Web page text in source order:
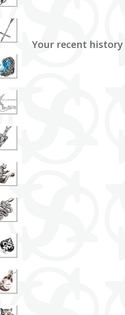
Your recent history